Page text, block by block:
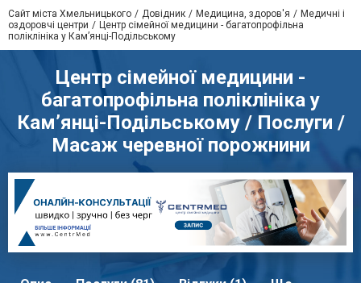
Сайт міста Хмельницького Довідник Медицина, здоров'я
Медичні і
оздоровчі центри
Центр сімейної медицини - багатопрофільна
поліклініка у Кам’янці-Подільському
Центр сімейної медицини -
багатопрофільна поліклініка у
Кам’янці-Подільському / Послуги /
Масаж черевної порожнини